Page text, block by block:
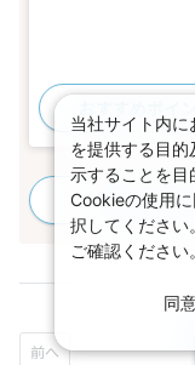
すべてのプ
当社サイト内に
を提供する目
示することを目
Cookieの使用
択してください
ご確認ください。
同